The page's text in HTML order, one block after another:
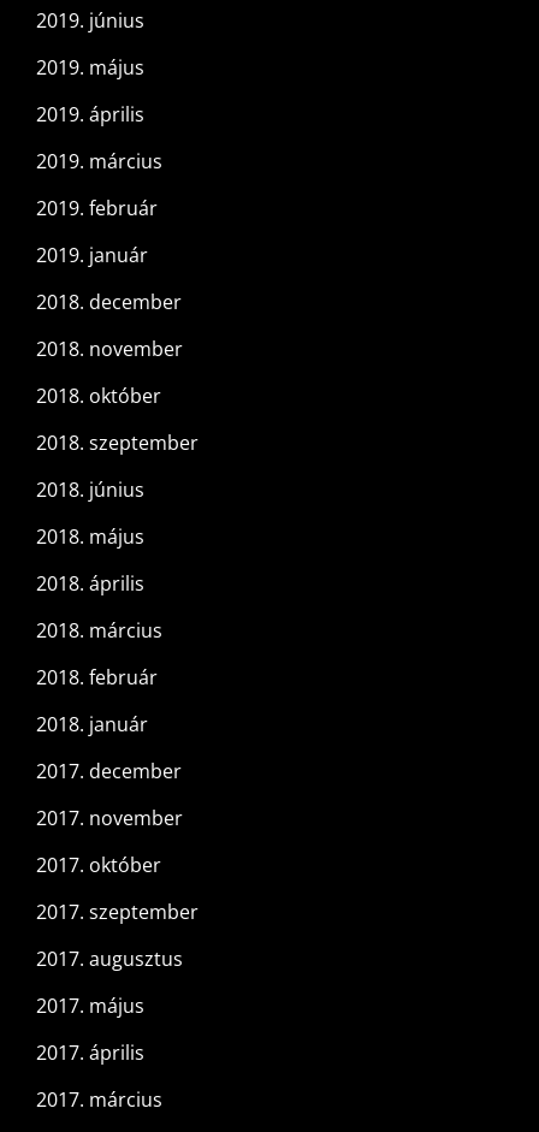
2019. június
2019. május
2019. április
2019. március
2019. február
2019. január
2018. december
2018. november
2018. október
2018. szeptember
2018. június
2018. május
2018. április
2018. március
2018. február
2018. január
2017. december
2017. november
2017. október
2017. szeptember
2017. augusztus
2017. május
2017. április
2017. március